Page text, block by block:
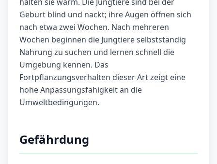
halten sie warm. Die Jungtiere sind bei der
Geburt blind und nackt; ihre Augen öffnen sich
nach etwa zwei Wochen. Nach mehreren
Wochen beginnen die Jungtiere selbstständig
Nahrung zu suchen und lernen schnell die
Umgebung kennen. Das
Fortpflanzungsverhalten dieser Art zeigt eine
hohe Anpassungsfähigkeit an die
Umweltbedingungen.
Gefährdung